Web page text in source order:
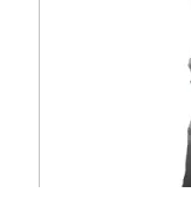
Fläches aus und
Eine Ausstellung
widmet sich der
Dünger – und der
Ein ganzes Heer
Entdecker*innen
denn je an der